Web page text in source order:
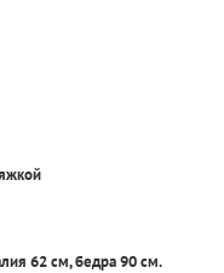
62 см, бедра 90 см.